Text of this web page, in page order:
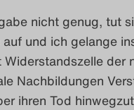
nicht genug, tut
und ich gelange
der
Nachbildungen
ihren Tod